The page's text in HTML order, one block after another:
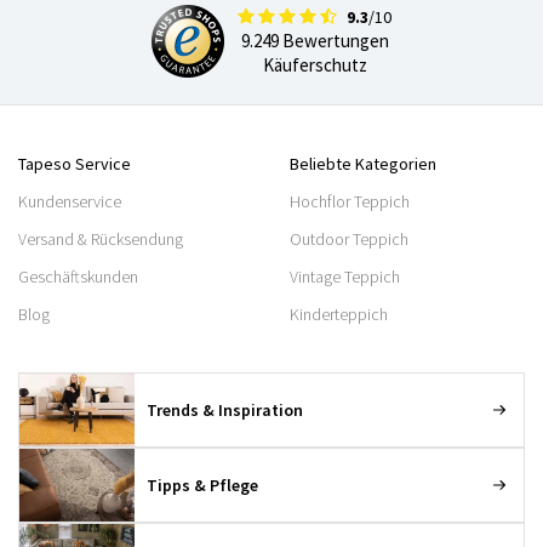
9.3/10
9.249 Bewertungen
Käuferschutz
Tapeso Service
Kundenservice
Versand & Rücksendung
Geschäftskunden
Blog
Beliebte Kategorien
Hochflor Teppich
Outdoor Teppich
Vintage Teppich
Kinderteppich
Trends & Inspiration
Tipps & Pflege